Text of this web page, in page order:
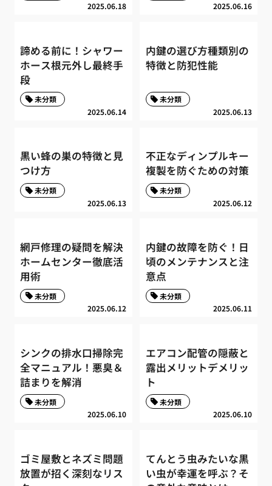
2025.06.18 2025.06.16
諦める前に！シャワー
ホース根元外し最終手
段
2025.06.14
未分類
内鍵の選び方種類別の
特徴と防犯性能
2025.06.13
未分類
黒い蜂の巣の特徴と見
つけ方
2025.06.13
未分類
不正なディンプルキー
複製を防ぐための対策
2025.06.12
未分類
網戸修理の疑問を解決
ホームセンター徹底活
用術
2025.06.12
未分類
内鍵の故障を防ぐ！日
頃のメンテナンスと注
意点
2025.06.11
未分類
シンクの排水口掃除完
全マニュアル！悪臭＆
詰まりを解消
2025.06.10
未分類
エアコン配管の隠蔽と
露出メリットデメリッ
ト
2025.06.10
未分類
ゴミ屋敷とネズミ問題
放置が招く深刻なリス
てんとう虫みたいな黒
い虫が幸運を呼ぶ？そ